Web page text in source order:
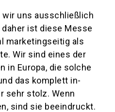
uns ausschließlich
ist diese Messe
marketingseitig als
Wir sind eines der
in Europa, die solche
das komplett in-
sehr stolz. Wenn
sind sie beeindruckt.